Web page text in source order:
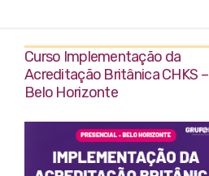
Curso Implementação da
Acreditação Britânica CHKS –
Belo Horizonte